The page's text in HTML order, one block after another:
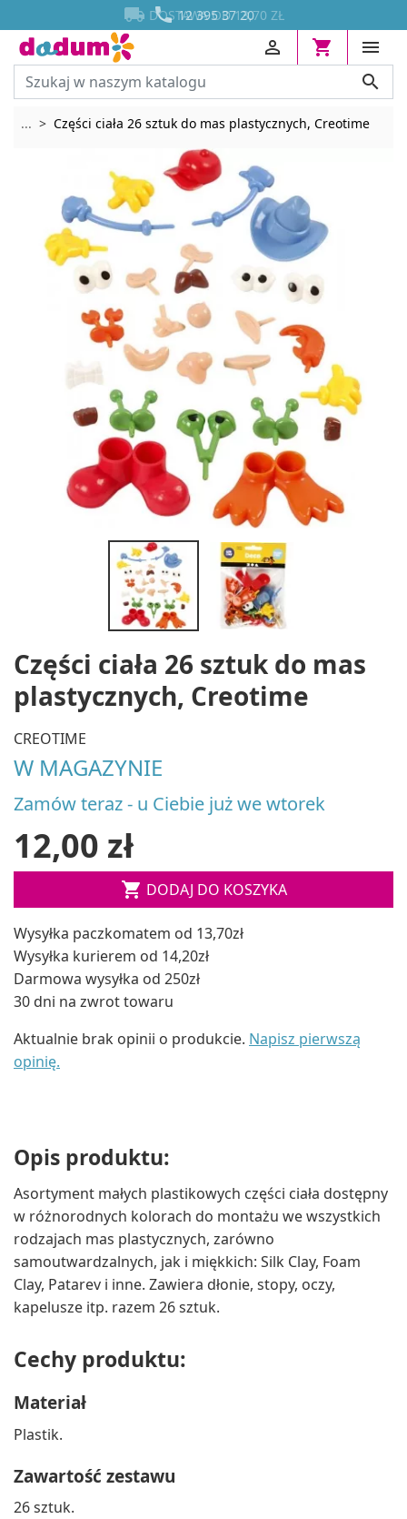
 12 395 37 20
 DOSTAWA OD 13,70 ZŁ






... Rozwiń breadcrumbs
Części ciała 26 sztuk do mas plastycznych, Creotime
Części ciała 26 sztuk do mas
plastycznych, Creotime
CREOTIME
W MAGAZYNIE
Zamów teraz - u Ciebie już we wtorek
12,00 zł
 DODAJ DO KOSZYKA
Wysyłka paczkomatem od 13,70zł
Wysyłka kurierem od 14,20zł
Darmowa wysyłka od 250zł
30 dni na zwrot towaru
Aktualnie brak opinii o produkcie. Napisz pierwszą
opinię.
Opis produktu:
Asortyment małych plastikowych części ciała dostępny
w różnorodnych kolorach do montażu we wszystkich
rodzajach mas plastycznych, zarówno
samoutwardzalnych, jak i miękkich: Silk Clay, Foam
Clay, Patarev i inne. Zawiera dłonie, stopy, oczy,
kapelusze itp. razem 26 sztuk.
Cechy produktu:
Materiał
Plastik.
Zawartość zestawu
26 sztuk.